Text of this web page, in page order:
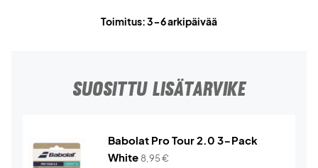
Toimitus: 3-6 arkipäivää
SUOSITTU LISÄTARVIKE
Babolat Pro Tour 2.0 3-Pack
White 8,95€